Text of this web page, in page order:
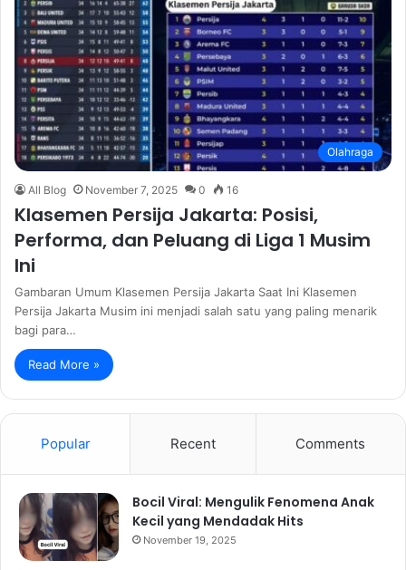
Olahraga
All Blog November 7, 2025 0 16
Klasemen Persija Jakarta: Posisi,
Performa, dan Peluang di Liga 1 Musim
Ini
Gambaran Umum Klasemen Persija Jakarta Saat Ini Klasemen
Persija Jakarta Musim ini menjadi salah satu yang paling menarik
bagi para…
Read More »
Popular Recent Comments
Bocil Viral: Mengulik Fenomena Anak
Kecil yang Mendadak Hits
November 19, 2025